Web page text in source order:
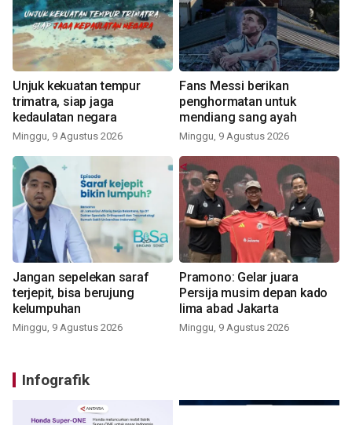
Unjuk kekuatan tempur
trimatra, siap jaga
kedaulatan negara
Minggu, 9 Agustus 2026
Fans Messi berikan
penghormatan untuk
mendiang sang ayah
Minggu, 9 Agustus 2026
Jangan sepelekan saraf
terjepit, bisa berujung
kelumpuhan
Minggu, 9 Agustus 2026
Pramono: Gelar juara
Persija musim depan kado
lima abad Jakarta
Minggu, 9 Agustus 2026
Infografik